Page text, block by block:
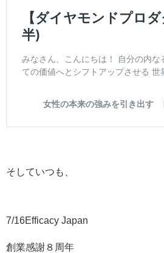
そしていつも、
7/16Efficacy Japan
創業感謝８周年